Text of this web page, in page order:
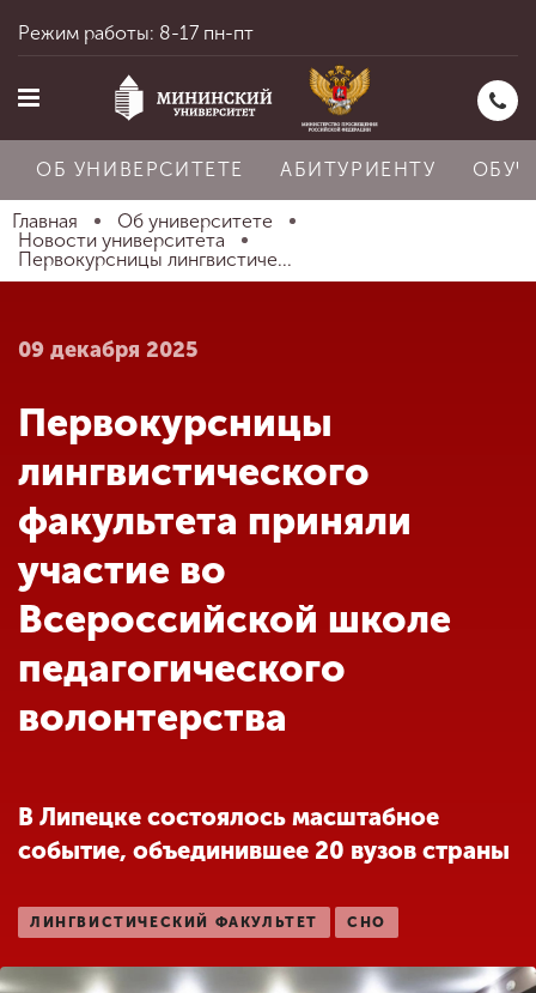
Главная
Абитуриенту
Обучение
Наука
Международная
деятельность
Другие виды
деятельности
Студенческая жизнь
Режим работы: 8-17 пн-пт
ОБ УНИВЕРСИТЕТЕ АБИТУРИЕНТУ
Главная
Об университете
Новости университета
Первокурсницы лингвистиче...
09 декабря 2025
Первокурсницы
лингвистического
факультета приняли
участие во
Всероссийской школе
педагогического
волонтерства
В Липецке состоялось масштабное
событие, объединившее 20 вузов страны
ЛИНГВИСТИЧЕСКИЙ ФАКУЛЬТЕТ СНО